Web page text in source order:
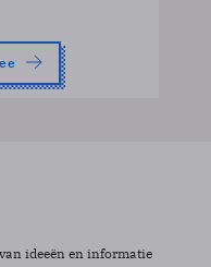
ideeën en informatie